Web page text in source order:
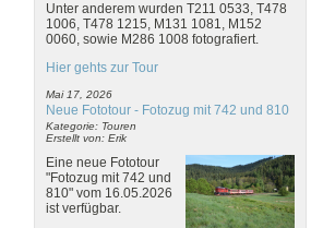
Unter anderem wurden T211 0533, T478
1006, T478 1215, M131 1081, M152
0060, sowie M286 1008 fotografiert.
Hier gehts zur Tour
Mai 17, 2026
Neue Fototour - Fotozug mit 742 und 810
Kategorie: Touren
Erstellt von: Erik
Eine neue Fototour
"Fotozug mit 742 und
810" vom 16.05.2026
ist verfügbar.